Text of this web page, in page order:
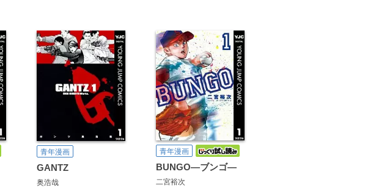
青年漫画
GANTZ
奥浩哉
青年漫画
BUNGO―ブンゴ―
二宮裕次